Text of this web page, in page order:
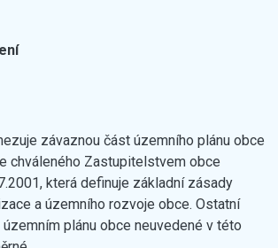
závaznou část územního plánu obce
chváleného Zastupitelstvem obce
která definuje základní zásady
a územního rozvoje obce. Ostatní
plánu obce neuvedené v této